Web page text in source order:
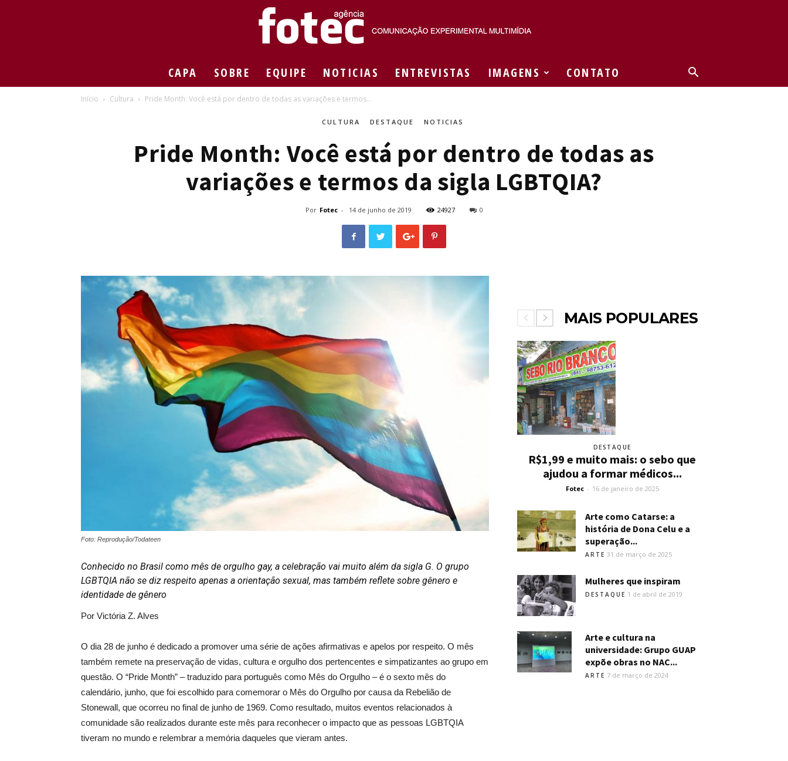
CAPA SOBRE EQUIPE NOTICIAS ENTREVISTAS IMAGENS CONTATO
Início Cultura Pride Month: Você está por dentro de todas as variações e termos...
CULTURA DESTAQUE NOTICIAS
Pride Month: Você está por dentro de todas as
variações e termos da sigla LGBTQIA?
Por Fotec - 14 de junho de 2019 24927 0
Foto: Reprodução/Todateen
Conhecido no Brasil como mês de orgulho gay, a celebração vai muito além da sigla G. O grupo
LGBTQIA não se diz respeito apenas a orientação sexual, mas também reflete sobre gênero e
identidade de gênero
Por Victória Z. Alves
O dia 28 de junho é dedicado a promover uma série de ações afirmativas e apelos por respeito. O mês
também remete na preservação de vidas, cultura e orgulho dos pertencentes e simpatizantes ao grupo em
questão. O “Pride Month” – traduzido para português como Mês do Orgulho – é o sexto mês do
calendário, junho, que foi escolhido para comemorar o Mês do Orgulho por causa da Rebelião de
Stonewall, que ocorreu no final de junho de 1969. Como resultado, muitos eventos relacionados à
comunidade são realizados durante este mês para reconhecer o impacto que as pessoas LGBTQIA
tiveram no mundo e relembrar a memória daqueles que vieram antes.
MAIS POPULARES
DESTAQUE
R$1,99 e muito mais: o sebo que
ajudou a formar médicos...
Fotec - 16 de janeiro de 2025
Arte como Catarse: a
história de Dona Celu e a
superação...
ARTE 31 de março de 2025
Mulheres que inspiram
DESTAQUE 1 de abril de 2019
Arte e cultura na
universidade: Grupo GUAP
expõe obras no NAC...
ARTE 7 de março de 2024